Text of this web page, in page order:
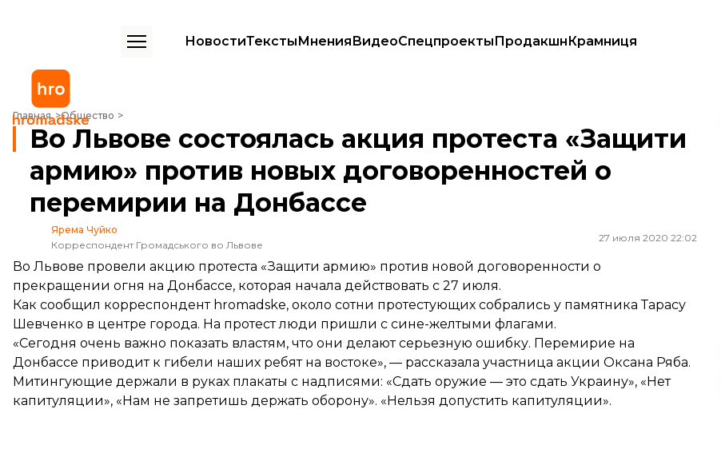
НовостиТекстыМненияВидеоСпецпроектыПродакшнКрамниця
Главная Общество
Во Львове состоялась акция протеста «Защити армию» против новых договоренностей о перемирии на Донбассе
Во Львове состоялась акция протеста «Защити
армию» против новых договоренностей о
перемирии на Донбассе
Ярема Чуйко
Корреспондент Громадського во Львове
27 июля 2020 22:02
Во Львове провели акцию протеста «Защити армию» против новой договоренности о
прекращении огня на Донбассе, которая начала действовать с 27 июля.
Как сообщил корреспондент hromadske, около сотни протестующих собрались у памятника Тарасу
Шевченко в центре города. На протест люди пришли с сине-желтыми флагами.
«Сегодня очень важно показать властям, что они делают серьезную ошибку. Перемирие на
Донбассе приводит к гибели наших ребят на востоке», — рассказала участница акции Оксана Ряба.
Митингующие держали в руках плакаты с надписями: «Сдать оружие — это сдать Украину», «Нет
капитуляции», «Нам не запретишь держать оборону». «Нельзя допустить капитуляции».